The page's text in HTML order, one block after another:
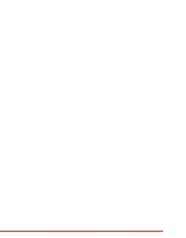
gestión de un inválido Consejo